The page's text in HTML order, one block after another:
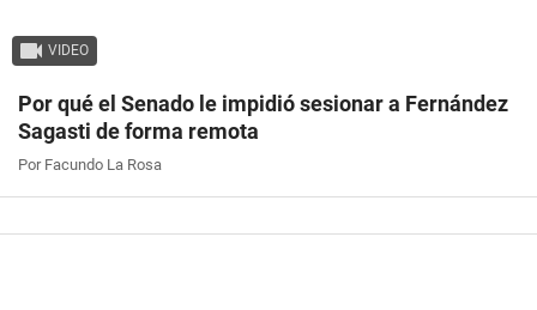
VIDEO
Por qué el Senado le impidió sesionar a Fernández
Sagasti de forma remota
Por Facundo La Rosa